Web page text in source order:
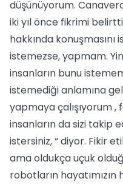
düşünüyorum.
iki yıl önce fikrimi
hakkında
istemezse, yapmam.
insanların bunu
istemediği anlamına
yapmaya çalışıyorum
insanların da sizi takip
istersiniz, “ diyor. Fikir
ama oldukça uçuk
robotların